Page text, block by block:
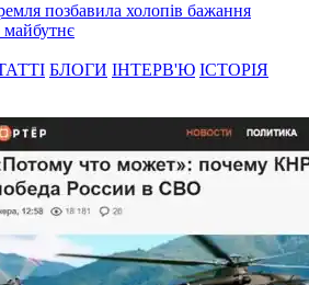
позбавила холопів бажання
БЛОГИ ІНТЕРВ'Ю ІСТОРІЯ